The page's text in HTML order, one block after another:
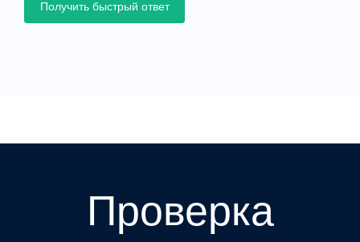
Получить быстрый ответ
Проверка